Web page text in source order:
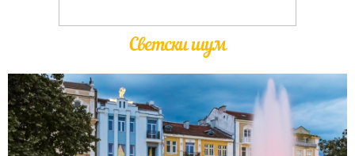
Светски шум